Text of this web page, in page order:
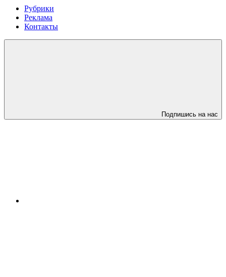
Рубрики
Реклама
Контакты
Подпишись на нас